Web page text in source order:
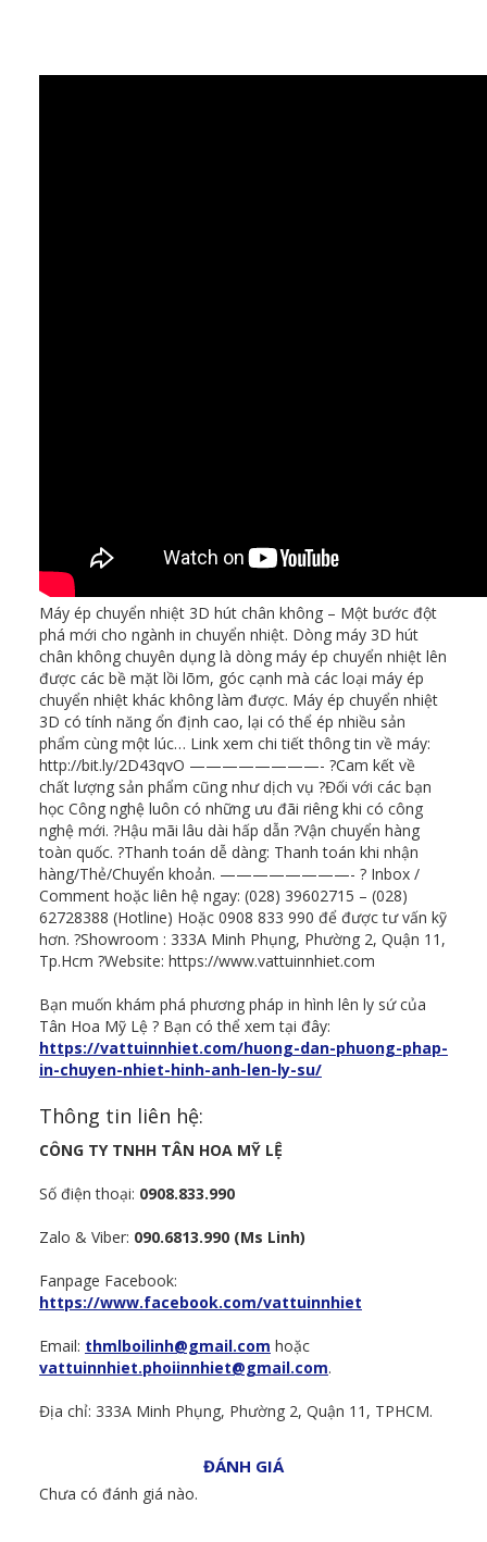
Máy ép chuyển nhiệt 3D hút chân không – Một bước đột
phá mới cho ngành in chuyển nhiệt. Dòng máy 3D hút
chân không chuyên dụng là dòng máy ép chuyển nhiệt lên
được các bề mặt lồi lõm, góc cạnh mà các loại máy ép
chuyển nhiệt khác không làm được. Máy ép chuyển nhiệt
3D có tính năng ổn định cao, lại có thể ép nhiều sản
phẩm cùng một lúc… Link xem chi tiết thông tin về máy:
http://bit.ly/2D43qvO ————————- ?Cam kết về
chất lượng sản phẩm cũng như dịch vụ ?Đối với các bạn
học Công nghệ luôn có những ưu đãi riêng khi có công
nghệ mới. ?Hậu mãi lâu dài hấp dẫn ?Vận chuyển hàng
toàn quốc. ?Thanh toán dễ dàng: Thanh toán khi nhận
hàng/Thẻ/Chuyển khoản. ————————- ? Inbox /
Comment hoặc liên hệ ngay: (028) 39602715 – (028)
62728388 (Hotline) Hoặc 0908 833 990 để được tư vấn kỹ
hơn. ?Showroom : 333A Minh Phụng, Phường 2, Quận 11,
Tp.Hcm ?Website: https://www.vattuinnhiet.com
Bạn muốn khám phá phương pháp in hình lên ly sứ của
Tân Hoa Mỹ Lệ ? Bạn có thể xem tại đây:
https://vattuinnhiet.com/huong-dan-phuong-phap-
in-chuyen-nhiet-hinh-anh-len-ly-su/
Thông tin liên hệ:
CÔNG TY TNHH TÂN HOA MỸ LỆ
Số điện thoại: 0908.833.990
Zalo & Viber: 090.6813.990 (Ms Linh)
Fanpage Facebook:
https://www.facebook.com/vattuinnhiet
Email: thmlboilinh@gmail.com hoặc
vattuinnhiet.phoiinnhiet@gmail.com.
Địa chỉ: 333A Minh Phụng, Phường 2, Quận 11, TPHCM.
ĐÁNH GIÁ
Chưa có đánh giá nào.